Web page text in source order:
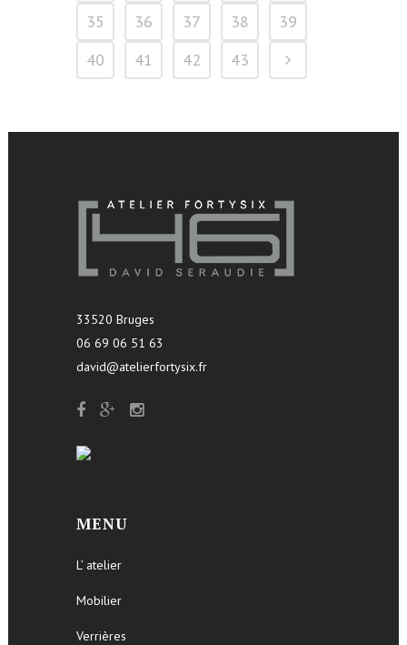
35
36 37 38
39
40
41 42 43
33520 Bruges
06 69 06 51 63
david@atelierfortysix.fr
MENU
L’ atelier
Mobilier
Verrières